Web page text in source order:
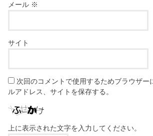
メール ※
サイト
次回のコメントで使用するためブラウザー
ルアドレス、サイトを保存する。
上に表示された文字を入力してください。